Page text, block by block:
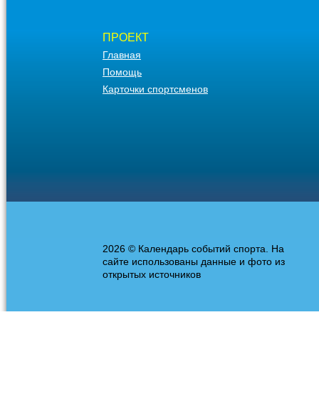
ПРОЕКТ
Главная
Помощь
Карточки спортсменов
2026 © Календарь событий спорта. На
сайте использованы данные и фото из
открытых источников